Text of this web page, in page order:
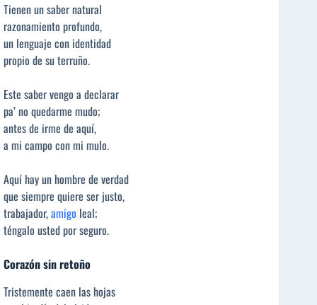
Tienen un saber natural
razonamiento profundo,
un lenguaje con identidad
propio de su terruño.
Este saber vengo a declarar
pa’ no quedarme mudo;
antes de irme de aquí,
a mi campo con mi mulo.
Aquí hay un hombre de verdad
que siempre quiere ser justo,
trabajador,amigo leal;
téngalo usted por seguro.
Corazón sin retoño
Tristemente caen las hojas